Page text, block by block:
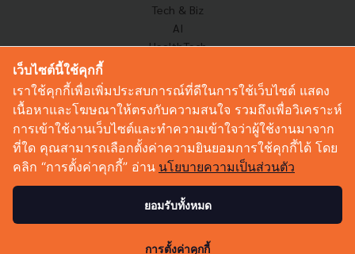
Tech & Biz
AI
HealthTech
Corp Innov
Saucy Thoughts
Based On
Sustainable
Videos
Podcast
© Copyright 2026 :Techsauce All rights reserved.
เว็บไซต์นี้ใช้คุกกี้
เราใช้คุกกี้เพื่อเพิ่มประสบการณ์ที่ดีในการใช้เว็บไซต์ แสดง
เนื้อหาและโฆษณาให้ตรงกับความสนใจ รวมถึงเพื่อวิเคราะห์
การเข้าใช้งานเว็บไซต์และทำความเข้าใจว่าผู้ใช้งานมาจาก
ที่ใด คุณสามารถเลือกตั้งค่าความยินยอมการใช้คุกกี้ได้ โดย
คลิก “การตั้งค่าคุกกี้” อ่าน นโยบายความเป็นส่วนตัว
ยอมรับทั้งหมด
การตั้งค่าคุกกี้